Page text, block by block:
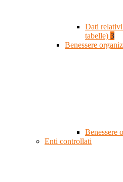
Dati
tabelle) 3
Benessere
Benessere
Enti controllati